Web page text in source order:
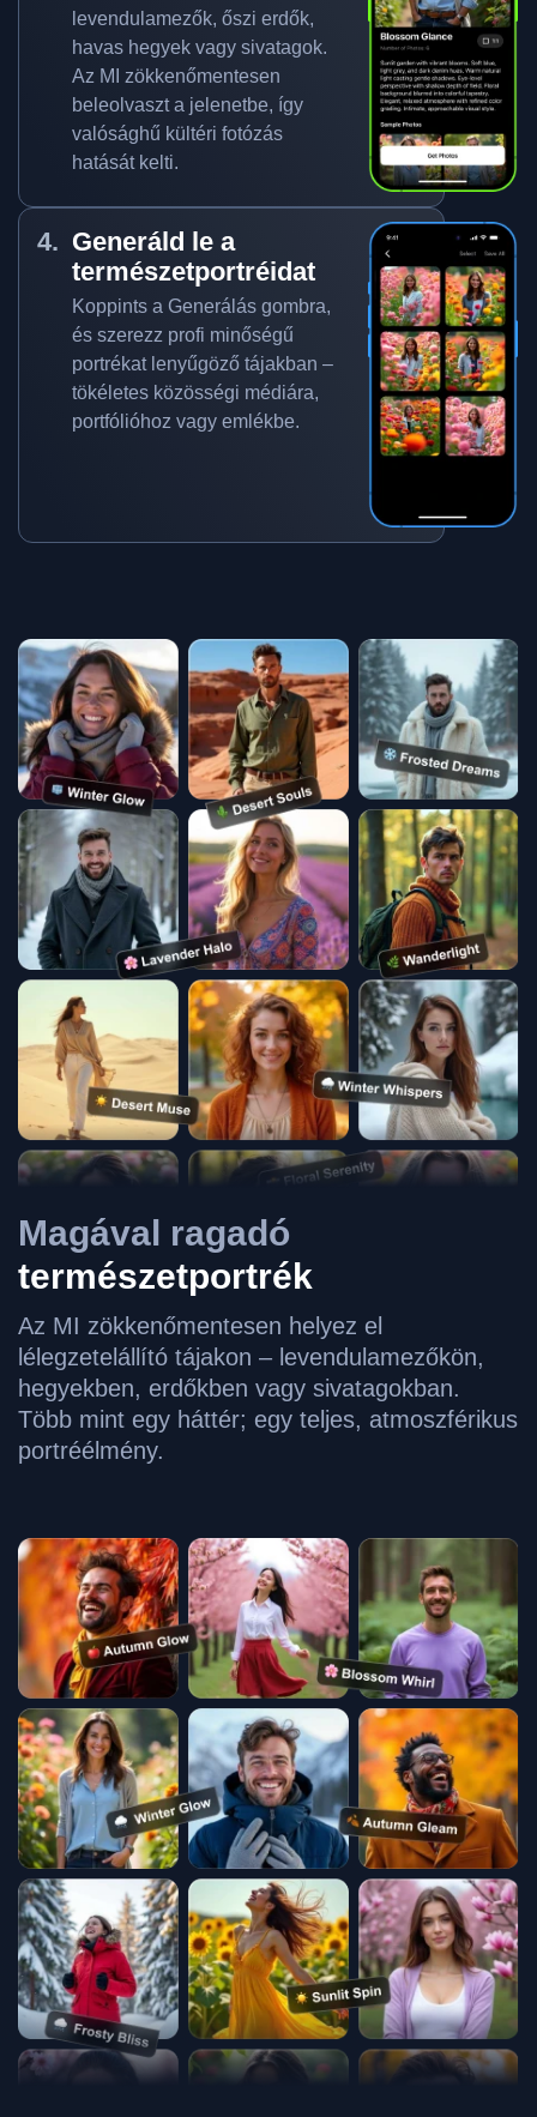
levendulamezők, őszi erdők,
havas hegyek vagy sivatagok.
Az MI zökkenőmentesen
beleolvaszt a jelenetbe, így
valósághű kültéri fotózás
hatását kelti.
Generáld le a
természetportréidat
Koppints a Generálás gombra,
és szerezz profi minőségű
portrékat lenyűgöző tájakban –
tökéletes közösségi médiára,
portfólióhoz vagy emlékbe.
Magával ragadó
természetportrék
Az MI zökkenőmentesen helyez el
lélegzetelállító tájakon – levendulamezőkön,
hegyekben, erdőkben vagy sivatagokban.
Több mint egy háttér; egy teljes, atmoszférikus
portréélmény.